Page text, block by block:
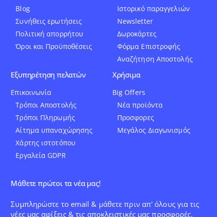
Blog
Συνήθεις ερωτήσεις
Πολιτική απορρήτου
Όροι και Προϋποθέσεις
Ιστορικό παραγγελιών
Newsletter
Δωροκάρτες
Φόρμα Επιστροφής
Αναζήτηση Αποστολής
Εξυπηρέτηση πελατών
Επικοινωνία
Τρόποι Αποστολής
Τρόποι Πληρωμής
Αίτημα υπαναχώρησης
Χάρτης ιστοτόπου
Εργαλεία GDPR
Χρήσιμα
Big Offers
Νέα προϊόντα
Προσφορες
Μεγάλος Διαγωνισμός
Μάθετε πρώτοι τα νέα μας!
Συμπληρώστε το email & μάθετε πριν απ' όλους για τις
νέες μας αφίξεις & τις αποκλειστικές μας προσφορές.